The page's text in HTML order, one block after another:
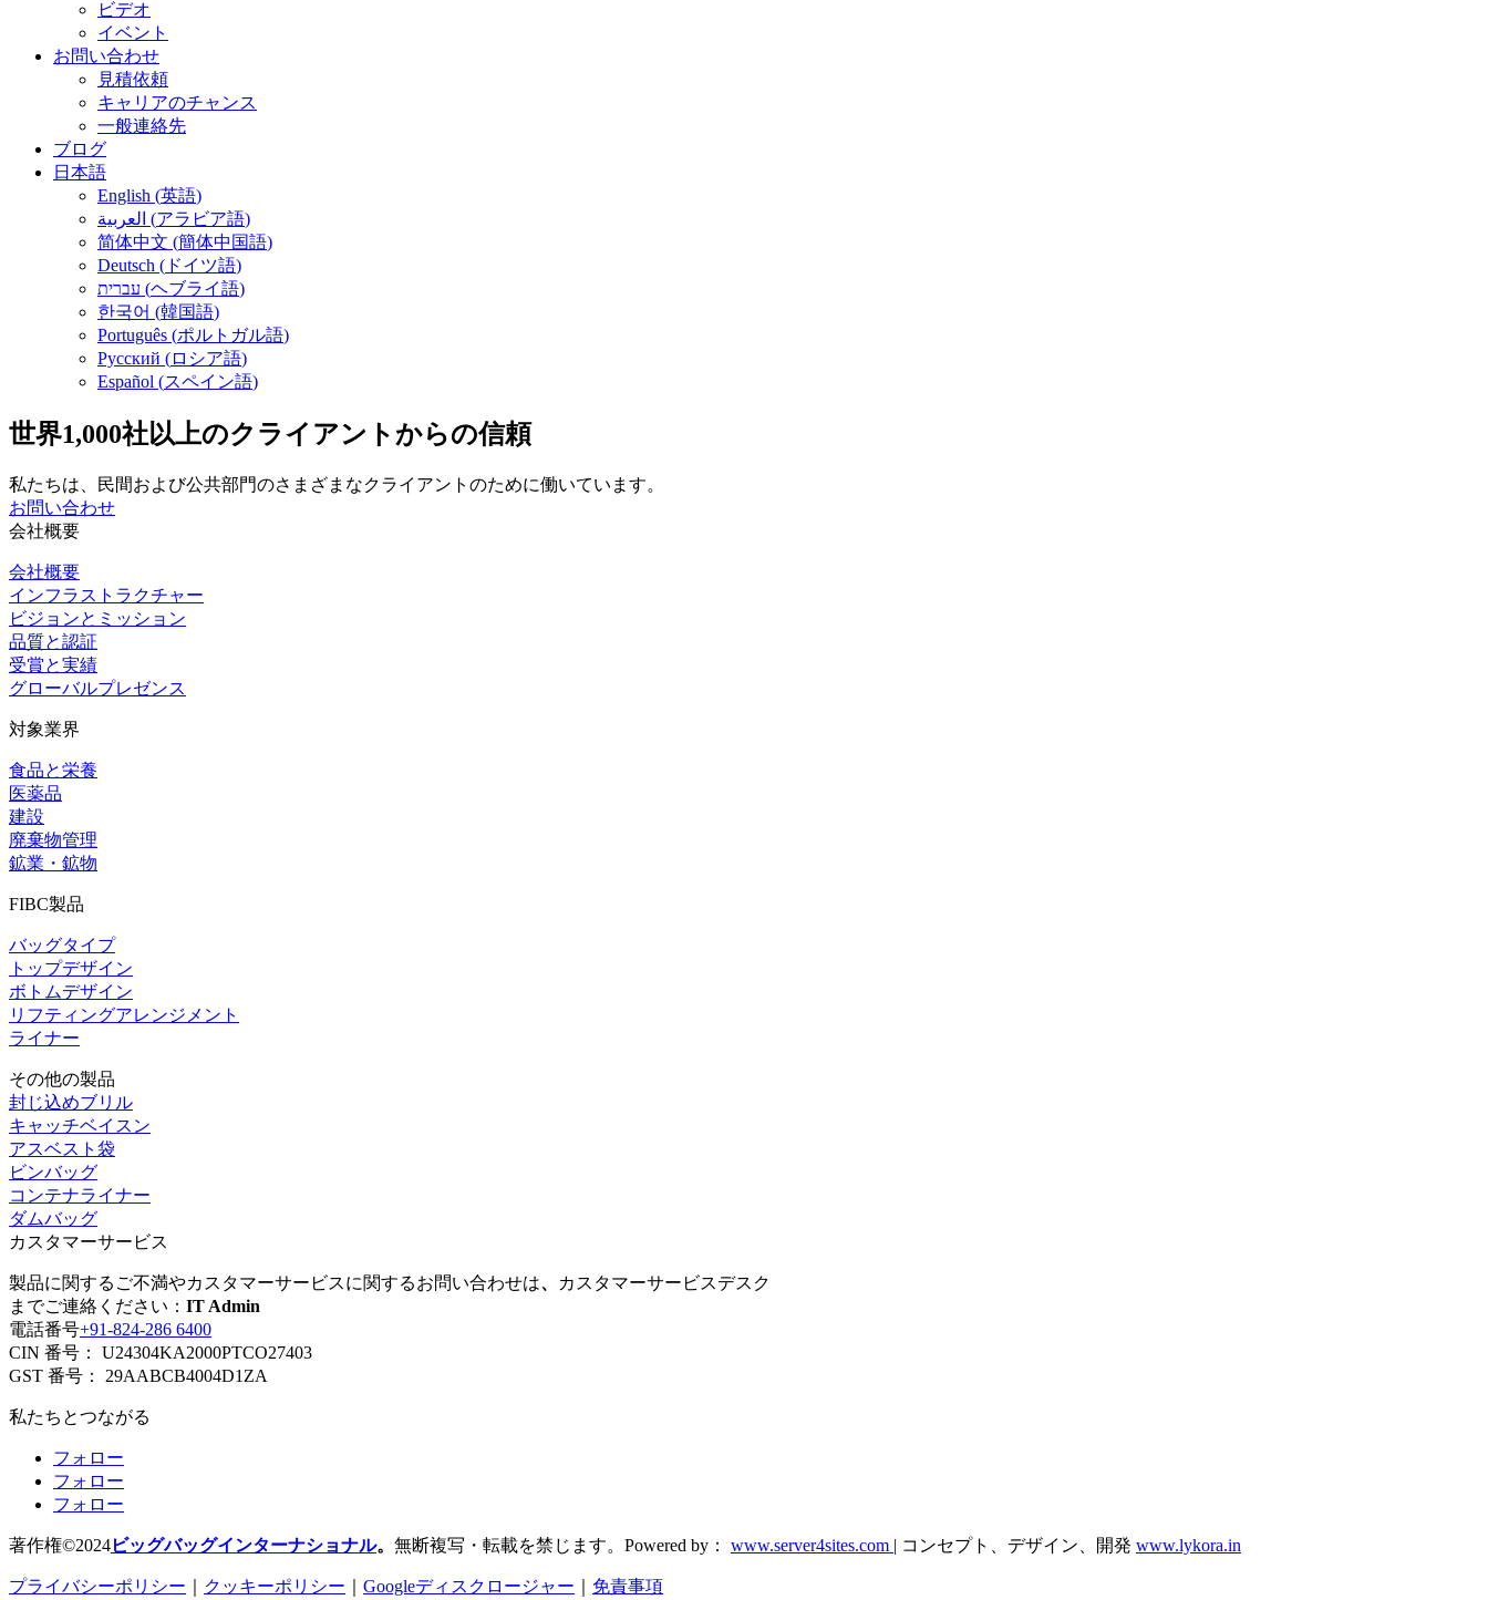
ビデオ
イベント
お問い合わせ
見積依頼
キャリアのチャンス
一般連絡先
ブログ
日本語
English (英語)
العربية (アラビア語)
简体中文 (簡体中国語)
Deutsch ( ドイツ語)
עברית (ヘブライ語)
한국어 (韓国語)
Português (ポルトガル語)
Русский (ロシア語)
Español (スペイン語)
世界1,000社以上のクライアントからの信頼
私たちは、民間および公共部門のさまざまなクライアントのために働いています。
お問い合わせ
会社概要
会社概要
インフラストラクチャー
ビジョンとミッション
品質と認証
受賞と実績
グローバルプレゼンス
対象業界
食品と栄養
医薬品
建設
廃棄物管理
鉱業・鉱物
FIBC製品
バッグタイプ
トップデザイン
ボトムデザイン
リフティングアレンジメント
ライナー
その他の製品
封じ込めブリル
キャッチベイスン
アスベスト袋
ビンバッグ
コンテナライナー
ダムバッグ
カスタマーサービス
製品に関するご不満やカスタマーサービスに関するお問い合わせは、
カスタマーサービスデスク
までご連絡ください： IT Admin
電話番号+91-824-286 6400
CIN 番号： U24304KA2000PTCO27403
GST 番号： 29AABCB4004D1ZA
私たちとつながる
フォロー
フォロー
フォロー
著作権©2024ビッグバッグインターナショナル。 無断複写・転載を禁じます。Powered by： www.server4sites.com | コンセプト、デザイン、開発 www.lykora.in
プライバシーポリシー クッキーポリシー Googleディスクロージャー 免責事項